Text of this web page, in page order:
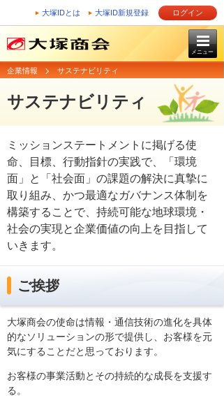
大塚IDとは 大塚ID新規登録 ログイン
メニュー
企業情報 サステナビリティ
サステナビリティ
ミッションステートメントに掲げる使
命、目標、行動指針の実践で、「環境
面」と「社会面」の課題の解決に真摯に
取り組み、かつ最適なガバナンス体制を
構築することで、持続可能な地球環境・
社会の実現と企業価値の向上を目指して
いきます。
ご挨拶
大塚商会の使命は情報・通信技術の進化を具体
的なソリューションの形で提供し、お客様を元
気にすることだと思っております。
お客様の事業活動とその持続的な成長を支援す
る。